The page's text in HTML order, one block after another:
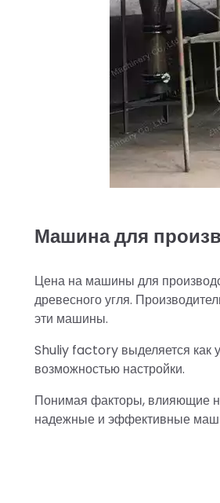
Машина для
Цена на машины для
древесного угля.
эти машины.
Shuliy factory выделяется как
возможностью настройки.
Понимая факторы, влияющие
надежные и эффективные